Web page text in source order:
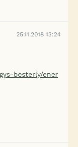
25.11.2018 13:24
besterly/ener